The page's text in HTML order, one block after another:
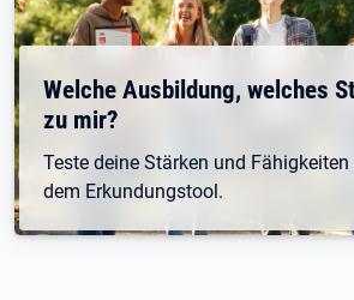
Welche Ausbildung, welches
zu mir?
Teste deine Stärken und Fähigkeiten
dem Erkundungstool.